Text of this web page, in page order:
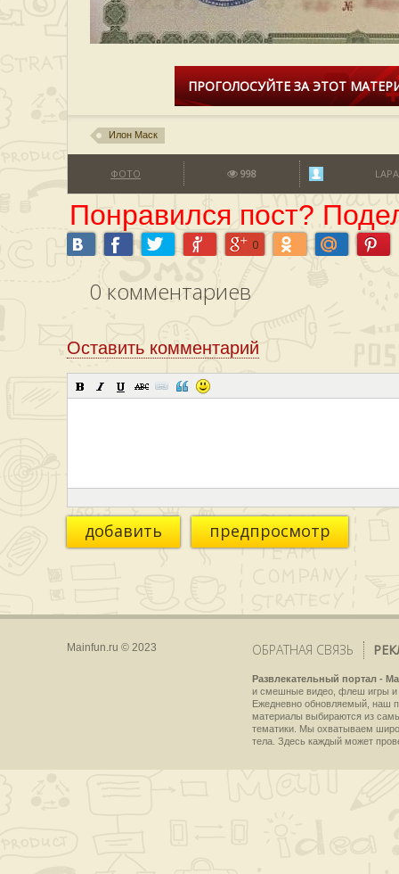
ПРОГОЛОСУЙТЕ ЗА ЭТОТ
Илон Маск
ФОТО 998
Понравился пост?
0
0 комментариев
Оставить комментарий
добавить предпросмотр
Mainfun.ru © 2023 ОБРАТНАЯ СВЯЗЬ
Развлекательный портал -
и смешные видео, флеш игры и
Ежедневно обновляемый, наш
материалы выбираются из
тематики. Мы охватываем
тела. Здесь каждый может